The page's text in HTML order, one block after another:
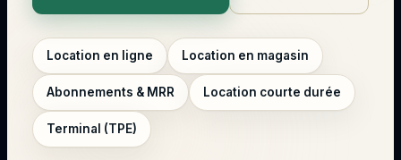
Location en ligne Location en magasin
Abonnements & MRR Location courte durée
Terminal (TPE)